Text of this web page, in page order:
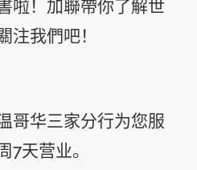
啦！加聯帶你了解世
注我們吧！
哥华三家分行为您服
7天营业。